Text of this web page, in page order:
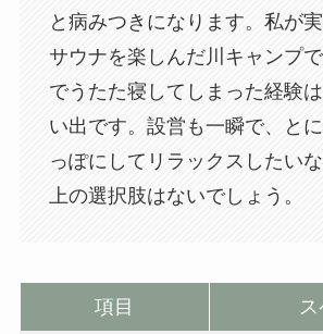
と病みつきになります。私が
サウナを楽しんだ川キャンプ
でうたた寝してしまった経験
い出です。設営も一瞬で、と
っぽにしてリラックスしたい
上の選択肢はないでしょう。
項目